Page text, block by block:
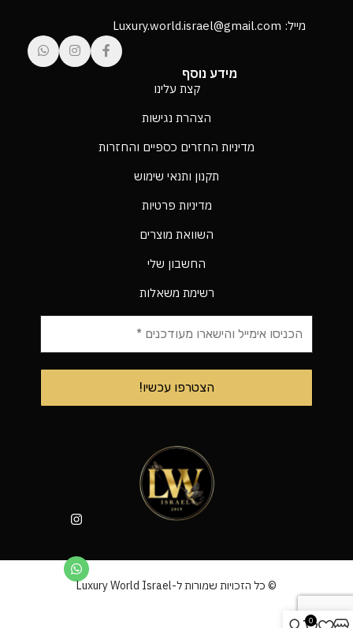
מייל: Luxury.world.israel@gmail.com
מידע נוסף
קצת עלינו
הצהרת נגישות
מדיניות החזרים כספיים והחזרות
תקנון ותנאי שימוש
מדיניות פרטיות
השוואת מוצרים
החשבון שלי
רשימת משאלות
© כל הזכויות שמורות ל-Luxury World Israel
0